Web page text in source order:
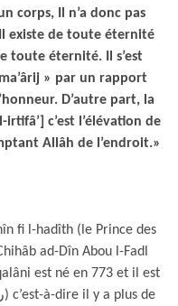
corps, Il n’a donc pas
existe de toute éternité
toute éternité. Il s’est
» par un rapport
D’autre part, la
c’est l’élévation de
Allâh de l’endroit.»
fi l-hadîth (le Prince des
ad-Dîn Abou l-Fadl
est né en 773 et il est